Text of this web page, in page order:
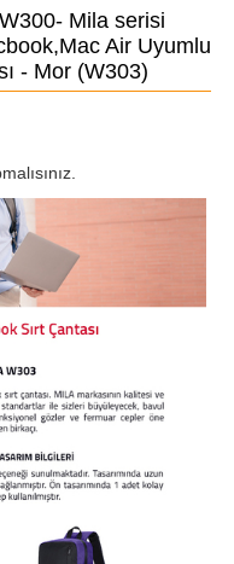
Mila serisi
Air Uyumlu
- Mor (W303)